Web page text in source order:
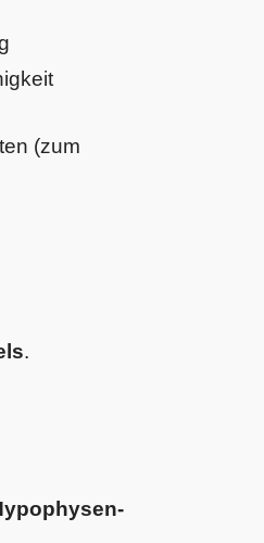
(zum
.